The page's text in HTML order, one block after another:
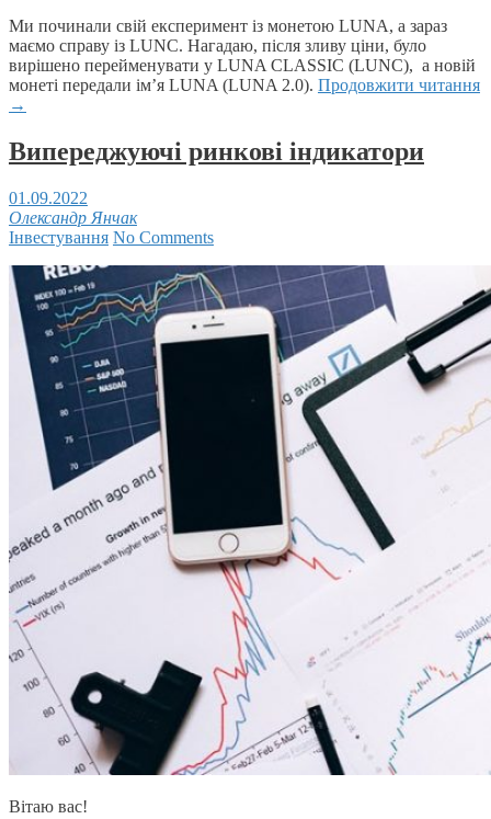
Ми починали свій експеримент із монетою LUNA, а зараз
маємо справу із LUNC. Нагадаю, після зливу ціни, було
вирішено перейменувати у LUNA CLASSIC (LUNC), а новій
монеті передали ім’я LUNA (LUNA 2.0). Продовжити читання
→
Випереджуючі ринкові індикатори
01.09.2022
Олександр Янчак
Інвестування No Comments
Вітаю вас!